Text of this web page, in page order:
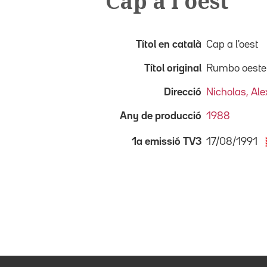
Títol en català Cap a l'oest
Títol original Rumbo oeste
Direcció Nicholas,
Any de producció 1988
1a emissió TV3 17/08/1991